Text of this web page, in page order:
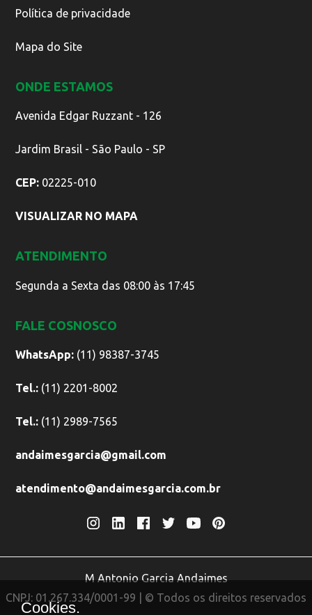
Política de privacidade
Mapa do Site
ONDE ESTAMOS
Avenida Edgar Ruzzant - 126
Jardim Brasil - São Paulo - SP
CEP: 02225-010
VISUALIZAR NO MAPA
ATENDIMENTO
Segunda a Sexta das 08:00 às 17:45
FALE COSNOSCO
WhatsApp: (11) 98387-3745
Tel.: (11) 2201-8002
Tel.: (11) 2989-7565
andaimesgarcia@gmail.com
atendimento@andaimesgarcia.com.br
M Antonio Garcia Andaimes
CNPJ: 01.267.334/0001-99 | © Todos os direitos reservados
Cookies.